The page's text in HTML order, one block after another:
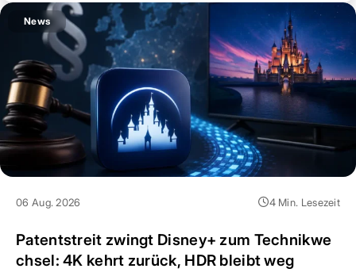
News
06 Aug. 2026 4 Min. Lesezeit
Patentstreit zwingt Disney+ zum Technikwe
chsel: 4K kehrt zurück, HDR bleibt weg